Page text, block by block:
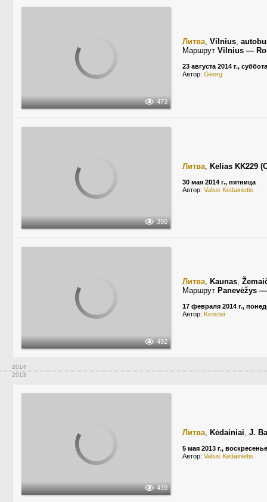
473
Литва, Vilnius,
Маршрут Vilnius —
23 августа 2014 г., суббота
Автор: Georg
390
Литва, Kelias KK229
30 мая 2014 г., пятница
Автор: Valius Kedainietis
492
Литва, Kaunas,
Маршрут Panevėžys
17 февраля 2014 г.,
Автор: Kimster
2014
2013
439
Литва, Kėdainiai, J.
5 мая 2013 г., воскресенье
Автор: Valius Kedainietis